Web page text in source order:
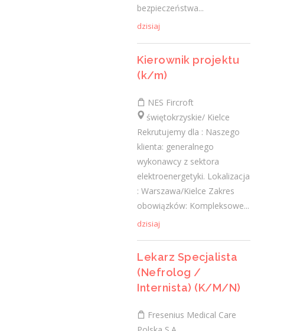
Ostatnie wpisy
Nowoczesne technologie w pracy. Jak
z tym radzą sobie starsi pracownicy?
2 lutego 2021
3 stycznia 2021
W województwie świętokrzyskim
brakuje wykwalifikowanych murarzy
12 grudnia 2020
Dobry lider, czyli jaki?
10 listopada 2020
rozwój – czy to ideał pracownika?
19 października 2020
Najnowsze komentarze
-Obcokrajowcy w
świętokrzyskim
bezpieczeństwa...
dzisiaj
Kierownik projektu
(k/m)
NES Fircroft
świętokrzyskie/ Kielce
Rekrutujemy dla : Naszego
klienta: generalnego
wykonawcy z sektora
elektroenergetyki. Lokalizacja
: Warszawa/Kielce Zakres
obowiązków: Kompleksowe...
dzisiaj
Lekarz Specjalista
(Nefrolog /
Internista) (K/M/N)
Fresenius Medical Care